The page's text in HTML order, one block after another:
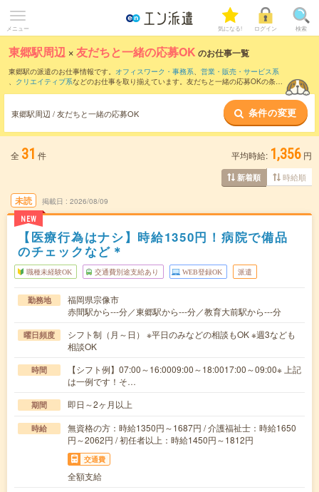
メニュー 気になる! ログイン 検索
東郷駅周辺 ×友だちと一緒の応募OK のお仕事一覧
東郷駅の派遣のお仕事情報です。 オフィスワーク・事務系、 営業・販売・サービス系
、 クリエイティブ系などのお仕事を取り揃えています。友だちと一緒の応募OKの条件
東郷駅周辺 / 友だちと一緒の応募OK 条件の変更
全 31 件 平均時給: 1,356 円
新着順 時給順
未読
NEW
掲載日 2026/08/09
【医療行為はナシ】時給1350円！病院で備品
のチェックなど＊
職種未経験OK 交通費別途支給あり WEB登録OK 派遣
勤務地
福岡県宗像市
赤間駅から---分／東郷駅から---分／教育大前駅から---分
曜日頻度
シフト制（月～日） ※平日のみなどの相談もOK ※週3なども
相談OK
時間
【シフト例】07:00～16:0009:00～18:0017:00～09:00※ 上記
は一例です！そ…
期間 即日～2ヶ月以上
時給
無資格の方：時給1350円～1687円 / 介護福祉士：時給1650
円～2062円 / 初任者以上：時給1450円～1812円
交通費
全額支給